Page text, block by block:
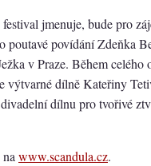
jmenuje, bude pro
poutavé povídání Zdeňka
v Praze. Během celého
výtvarné dílně Kateřiny
dílnu pro tvořivé
www.scandula.cz.